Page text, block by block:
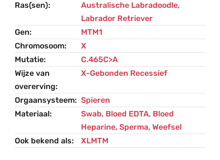
Retriever
Ras(sen) Australische Labradoodle,
Labrador Retriever
Gen
MTM1
Chromosoom
X
Mutatie
C.465C>A
Wijze van
overerving
X-Gebonden Recessief
Orgaansysteem
Spieren
Materiaal
Swab, Bloed EDTA, Bloed
Heparine, Sperma, Weefsel
Ook bekend als
XLMTM